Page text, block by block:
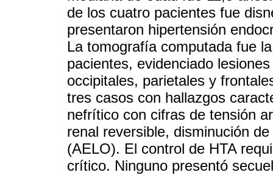
de los cuatro pacientes fue
presentaron hipertensión
La tomografía computada fue
pacientes, evidenciado
occipitales, parietales y
tres casos con hallazgos
nefrítico con cifras de tensión
renal reversible, disminución
(AELO). El control de HTA
crítico. Ninguno presentó